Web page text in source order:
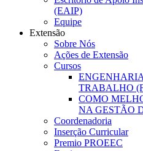
(EAIP)
Equipe
Extensão
Sobre Nós
Ações de Extensão
Cursos
TRABALHO
COMO
NA GESTÃO
Coordenadoria
Inserção Curricular
Premio PROEEC